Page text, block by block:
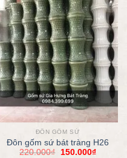
ĐÔN GỐM SỨ
Đôn gốm sứ bát tràng H26
220.000₫ 150.000₫